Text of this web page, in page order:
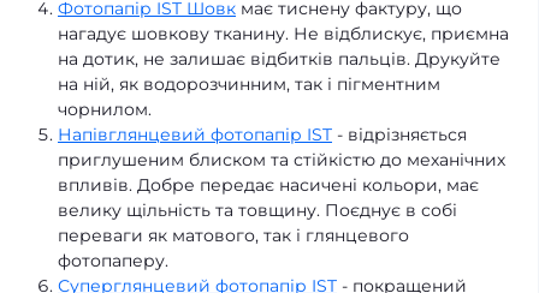
Фотопапір IST Шовк має тиснену фактуру, що
нагадує шовкову тканину. Не відблискує, приємна
на дотик, не залишає відбитків пальців. Друкуйте
на ній, як водорозчинним, так і пігментним
чорнилом.
Напівглянцевий фотопапір IST - відрізняється
приглушеним блиском та стійкістю до механічних
впливів. Добре передає насичені кольори, має
велику щільність та товщину. Поєднує в собі
переваги як матового, так і глянцевого
фотопаперу.
Суперглянцевий фотопапір IST - покращений